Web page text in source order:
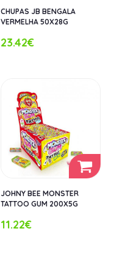
CHUPAS JB BENGALA
VERMELHA 50X28G
23.42€
JOHNY BEE MONSTER
TATTOO GUM 200X5G
11.22€